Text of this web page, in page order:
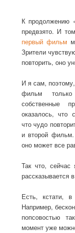
К продолжению
предвзято. И
первый фильм
Зрители
повторить, оно
И я сам,
фильм
собственные
оказалось, что
что чудо
и второй
оно может все
Так что,
рассказывается
Есть, кстати,
Например,
попсовостью
момент уже